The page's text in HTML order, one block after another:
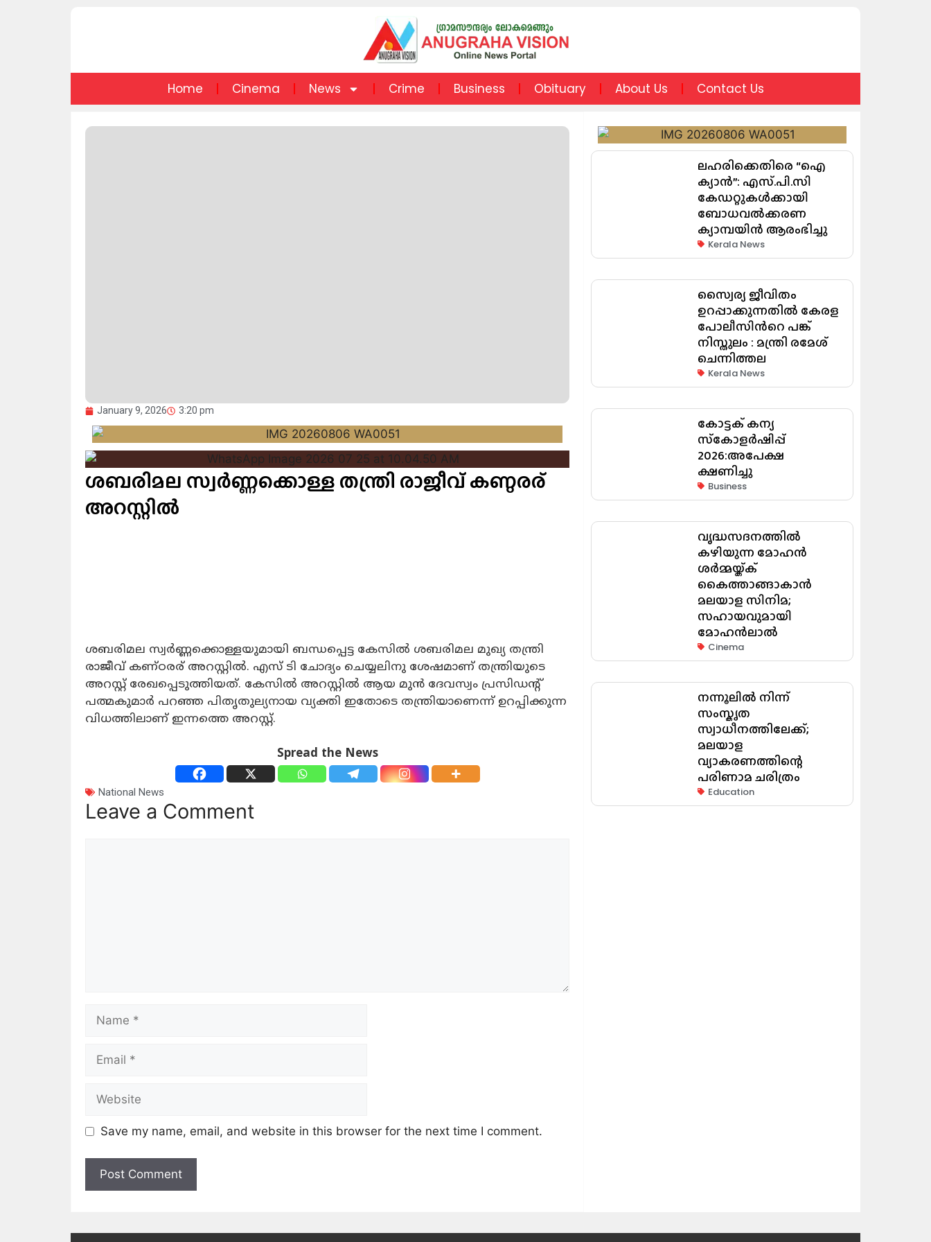
Home Cinema News Crime Business Obituary About Us Contact Us
January 9, 2026 3:20 pm
ശബരിമല സ്വർണ്ണക്കൊള്ള തന്ത്രി രാജീവ് കണ്ഠരര്
അറസ്റ്റിൽ
ശബരിമല സ്വർണ്ണക്കൊള്ളയുമായി ബന്ധപ്പെട്ട കേസിൽ ശബരിമല മുഖ്യ തന്ത്രി
രാജീവ് കണ്ഠരര് അറസ്റ്റിൽ. എസ് ടി ചോദ്യം ചെയ്യലിനു ശേഷമാണ് തന്ത്രിയുടെ
അറസ്റ്റ് രേഖപ്പെടുത്തിയത്. കേസിൽ അറസ്റ്റിൽ ആയ മുൻ ദേവസ്വം പ്രസിഡന്റ്
പത്മകുമാർ പറഞ്ഞ പിതൃതുല്യനായ വ്യക്തി ഇതോടെ തന്ത്രിയാണെന്ന് ഉറപ്പിക്കുന്ന
വിധത്തിലാണ് ഇന്നത്തെ അറസ്റ്റ്.
Spread the News
National News
Leave a Comment
Save my name, email, and website in this browser for the next time I comment.
ലഹരിക്കെതിരെ “ഐ
ക്യാൻ”: എസ്.പി.സി
കേഡറ്റുകൾക്കായി
ബോധവൽക്കരണ
ക്യാമ്പയിൻ ആരംഭിച്ചു
Kerala News
സ്വൈര്യ ജീവിതം
ഉറപ്പാക്കുന്നതില്‍ കേരള
പോലീസിന്‍റെ പങ്ക്
നിസ്തുലം : മന്ത്രി രമേശ്
ചെന്നിത്തല
Kerala News
കോട്ടക് കന്യ
സ്‌കോളർഷിപ്പ്
2026:അപേക്ഷ
ക്ഷണിച്ചു
Business
വൃദ്ധസദനത്തിൽ
കഴിയുന്ന മോഹൻ
ശർമ്മയ്ക്ക്
കൈത്താങ്ങാകാൻ
മലയാള സിനിമ;
സഹായവുമായി
മോഹൻലാൽ
Cinema
നന്നൂലിൽ നിന്ന്
സംസ്കൃത
സ്വാധീനത്തിലേക്ക്;
മലയാള
വ്യാകരണത്തിന്റെ
പരിണാമ ചരിത്രം
Education